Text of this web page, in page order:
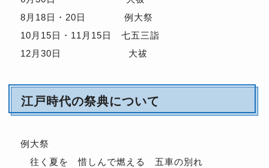
8月18日・20日 例大祭
10月15日・11月15日 七五三詣
12月30日 大祓
江戸時代の祭典について
例大祭
往く夏を 惜しんで燃える 五車の別れ